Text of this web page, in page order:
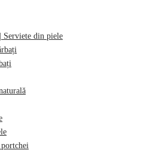
Serviete din piele